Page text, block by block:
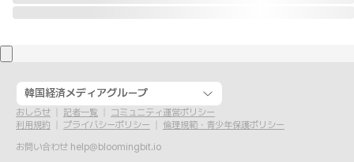
韓国経済メディアグループ
おしらせ 記者一覧
コミュニティ運営ポリシー
利用規約
プライバシーポリシー
倫理規範・青少年保護ポリシー
お問い合わせ help@bloomingbit.io